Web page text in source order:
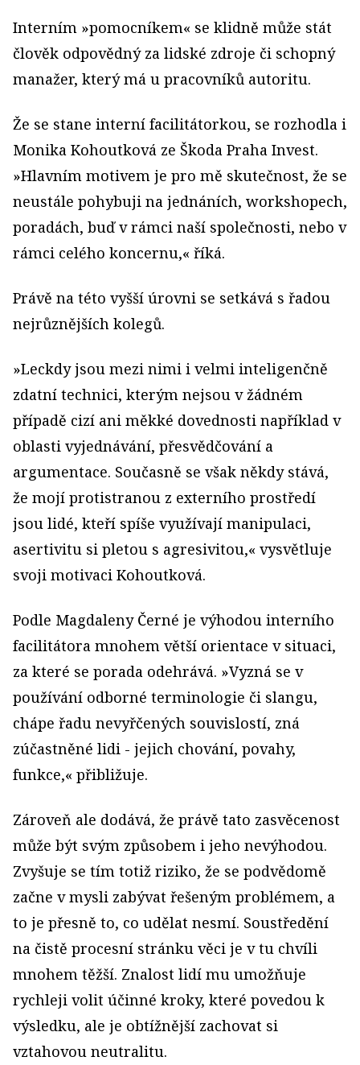
Interním »pomocníkem« se klidně může stát
člověk odpovědný za lidské zdroje či schopný
manažer, který má u pracovníků autoritu.
Že se stane interní facilitátorkou, se rozhodla i
Monika Kohoutková ze Škoda Praha Invest.
»Hlavním motivem je pro mě skutečnost, že se
neustále pohybuji na jednáních, workshopech,
poradách, buď v rámci naší společnosti, nebo v
rámci celého koncernu,« říká.
Právě na této vyšší úrovni se setkává s řadou
nejrůznějších kolegů.
»Leckdy jsou mezi nimi i velmi inteligenčně
zdatní technici, kterým nejsou v žádném
případě cizí ani měkké dovednosti například v
oblasti vyjednávání, přesvědčování a
argumentace. Současně se však někdy stává,
že mojí protistranou z externího prostředí
jsou lidé, kteří spíše využívají manipulaci,
asertivitu si pletou s agresivitou,« vysvětluje
svoji motivaci Kohoutková.
Podle Magdaleny Černé je výhodou interního
facilitátora mnohem větší orientace v situaci,
za které se porada odehrává. »Vyzná se v
používání odborné terminologie či slangu,
chápe řadu nevyřčených souvislostí, zná
zúčastněné lidi - jejich chování, povahy,
funkce,« přibližuje.
Zároveň ale dodává, že právě tato zasvěcenost
může být svým způsobem i jeho nevýhodou.
Zvyšuje se tím totiž riziko, že se podvědomě
začne v mysli zabývat řešeným problémem, a
to je přesně to, co udělat nesmí. Soustředění
na čistě procesní stránku věci je v tu chvíli
mnohem těžší. Znalost lidí mu umožňuje
rychleji volit účinné kroky, které povedou k
výsledku, ale je obtížnější zachovat si
vztahovou neutralitu.